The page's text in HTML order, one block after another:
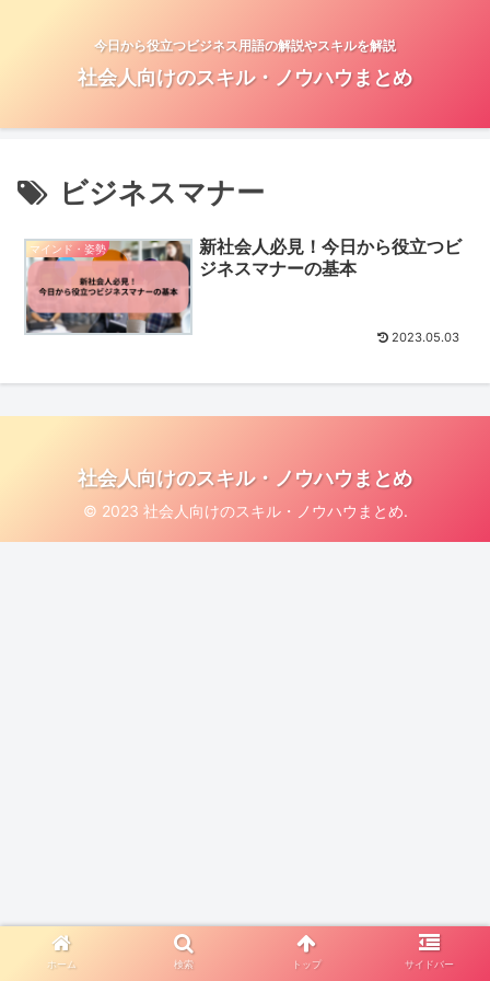
今日から役立つビジネス用語の解説やスキルを解説
社会人向けのスキル・ノウハウまとめ
ビジネスマナー
マインド・姿勢
新社会人必見！今日から役立つビ
ジネスマナーの基本
2023.05.03
社会人向けのスキル・ノウハウまとめ
© 2023 社会人向けのスキル・ノウハウまとめ.
ホーム 検索 トップ サイドバー